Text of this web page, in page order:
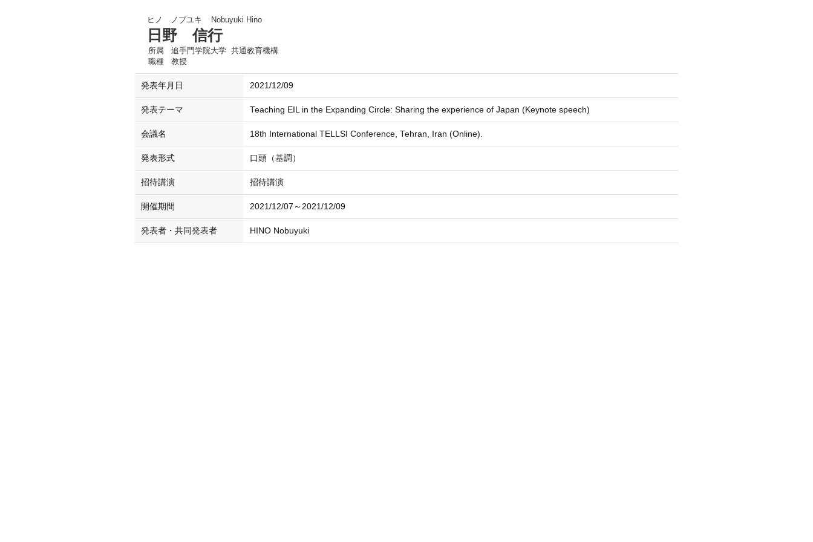
ヒノ ノブユキ Nobuyuki Hino
日野 信行
所属
追手門学院大学 共通教育機構
職種
教授
発表年月日 2021/12/09
発表テーマ Teaching EIL in the Expanding Circle: Sharing the experience of Japan (Keynote speech)
会議名 18th International TELLSI Conference, Tehran, Iran (Online).
発表形式 口頭（基調）
招待講演 招待講演
開催期間 2021/12/07～2021/12/09
発表者・共同発表者 HINO Nobuyuki